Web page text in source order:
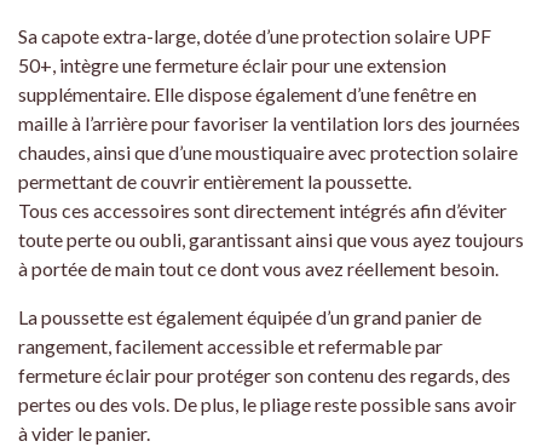
Sa capote extra-large, dotée d’une protection solaire UPF
50+, intègre une fermeture éclair pour une extension
supplémentaire. Elle dispose également d’une fenêtre en
maille à l’arrière pour favoriser la ventilation lors des journées
chaudes, ainsi que d’une moustiquaire avec protection solaire
permettant de couvrir entièrement la poussette.
Tous ces accessoires sont directement intégrés afin d’éviter
toute perte ou oubli, garantissant ainsi que vous ayez toujours
à portée de main tout ce dont vous avez réellement besoin.
La poussette est également équipée d’un grand panier de
rangement, facilement accessible et refermable par
fermeture éclair pour protéger son contenu des regards, des
pertes ou des vols. De plus, le pliage reste possible sans avoir
à vider le panier.